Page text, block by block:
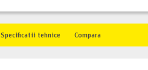
Specificatii tehnice Compara